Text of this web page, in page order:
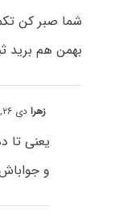
شما صبر کن
بهمن هم برید
زهرادی ۲۶, ۱۳۹۴ at ۰:۲۶ ق٫ظ
یعنی تا
و